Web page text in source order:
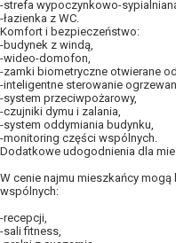
-strefa wypoczynkowo-
-łazienka z WC.
Komfort i bezpieczeństwo:
-budynek z windą,
-wideo-domofon,
-zamki biometryczne otwierane
-inteligentne sterowanie
-system przeciwpożarowy,
-czujniki dymu i zalania,
-system oddymiania budynku,
-monitoring części wspólnych.
Dodatkowe udogodnienia dla
W cenie najmu mieszkańcy
wspólnych:
-recepcji,
-sali fitness,